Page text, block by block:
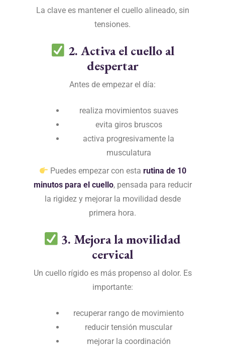
La clave es mantener el cuello alineado, sin
tensiones.
2. Activa el cuello al
despertar
Antes de empezar el día:
realiza movimientos suaves
evita giros bruscos
activa progresivamente la
musculatura
Puedes empezar con esta rutina de 10
minutos para el cuello, pensada para reducir
la rigidez y mejorar la movilidad desde
primera hora.
3. Mejora la movilidad
cervical
Un cuello rígido es más propenso al dolor. Es
importante:
recuperar rango de movimiento
reducir tensión muscular
mejorar la coordinación